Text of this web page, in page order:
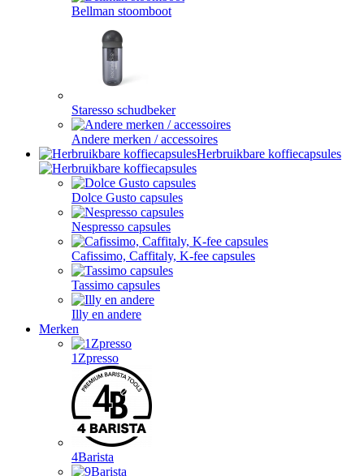
Bellman stoomboot
Staresso schudbeker
Andere merken / accessoires
Herbruikbare koffiecapsules
Dolce Gusto capsules
Nespresso capsules
Cafissimo, Caffitaly, K-fee capsules
Tassimo capsules
Illy en andere
Merken
1Zpresso
4Barista